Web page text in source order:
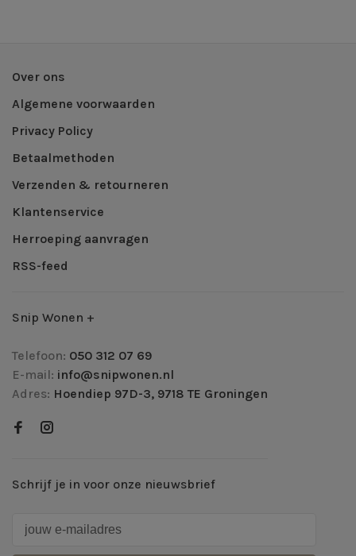
Over ons
Algemene voorwaarden
Privacy Policy
Betaalmethoden
Verzenden & retourneren
Klantenservice
Herroeping aanvragen
RSS-feed
Snip Wonen +
Telefoon: 050 312 07 69
E-mail: info@snipwonen.nl
Adres: Hoendiep 97D-3, 9718 TE Groningen
Schrijf je in voor onze nieuwsbrief